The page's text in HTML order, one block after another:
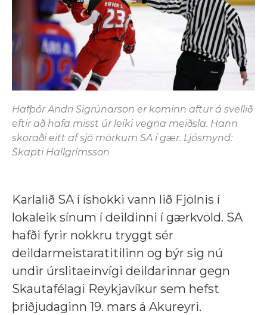
Hafþór Andri Sigrúnarson er kominn aftur á svellið
eftir að hafa misst úr leiki vegna meiðsla. Hann
skoraði eitt af sjö mörkum SA í gær. Ljósmynd:
Skapti Hallgrímsson
Karlalið SA í íshokki vann lið Fjölnis í
lokaleik sínum í deildinni í gærkvöld. SA
hafði fyrir nokkru tryggt sér
deildarmeistaratitilinn og býr sig nú
undir úrslitaeinvígi deildarinnar gegn
Skautafélagi Reykjavíkur sem hefst
þriðjudaginn 19. mars á Akureyri.